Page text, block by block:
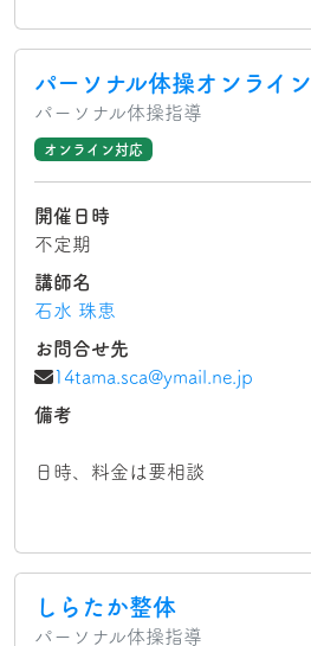
パーソナル体操オンライン
パーソナル体操指導
オンライン対応
開催日時
不定期
講師名
石水 珠恵
お問合せ先
14tama.sca@ymail.ne.jp
備考
日時、料金は要相談
しらたか整体
パーソナル体操指導